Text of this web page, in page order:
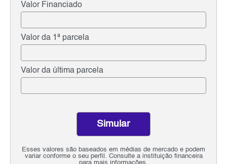
Valor Financiado
Valor da 1ª parcela
Valor da última parcela
Esses valores são baseados em médias de mercado e podem
variar conforme o seu perfil. Consulte a instituição financeira
Simular